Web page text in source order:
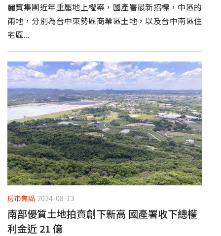
麗寶集團近年重壓地上權案，國產署最新招標，中區的
兩地，分別為台中東勢區商業區土地，以及台中南區住
宅區...
房市焦點 2024-08-13
南部優質土地拍賣創下新高 國產署收下總權
利金近 21 億